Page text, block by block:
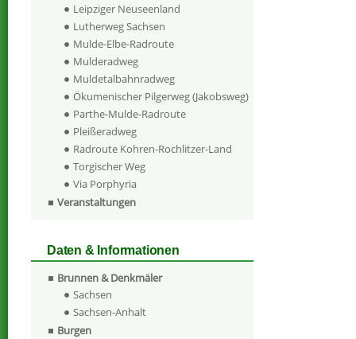
Leipziger Neuseenland
Lutherweg Sachsen
Mulde-Elbe-Radroute
Mulderadweg
Muldetalbahnradweg
Ökumenischer Pilgerweg (Jakobsweg)
Parthe-Mulde-Radroute
Pleißeradweg
Radroute Kohren-Rochlitzer-Land
Torgischer Weg
Via Porphyria
Veranstaltungen
Daten & Informationen
Brunnen & Denkmäler
Sachsen
Sachsen-Anhalt
Burgen